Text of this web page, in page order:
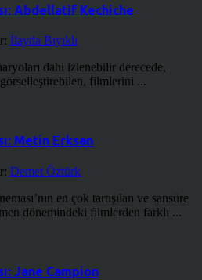
Abdellatif Kechiche
İlayda Bıyıklı
dahi izlenebilir derecede,
görselleştirebilen, filmlerini ...
Metin Erksan
Demet Öztürk
en çok tartışılan ve sansüre
dönemindeki filmlerden farklı ...
Jane Campion